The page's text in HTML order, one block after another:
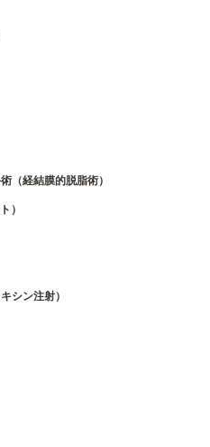
（経結膜的脱脂術）
）
シン注射）